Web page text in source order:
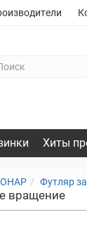
Хиты
Футляр
вращение